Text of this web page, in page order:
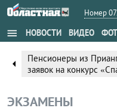
Номер
menu НОВОСТИ ВИДЕО
arrow_left
Пенсионеры из
заявок на конкурс
ЭКЗАМЕНЫ